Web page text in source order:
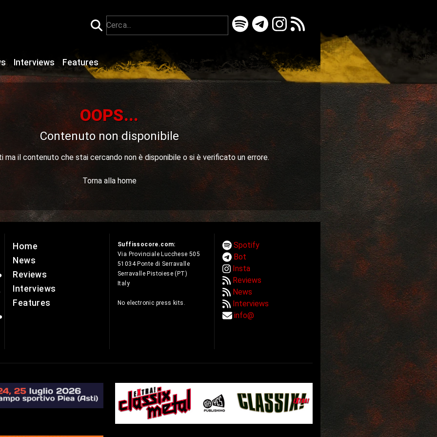
Interviews Features
OOPS...
Contenuto non disponibile
ma il contenuto che stai cercando non è disponibile o si è verificato un errore.
Torna alla home
Home
News
Reviews
Interviews
Features
Suffissocore.com:
Via Provinciale Lucchese 505
51034 Ponte di Serravalle
Serravalle Pistoiese (PT)
Italy
No electronic press kits.
Spotify
Bot
Insta
Reviews
News
Interviews
info@